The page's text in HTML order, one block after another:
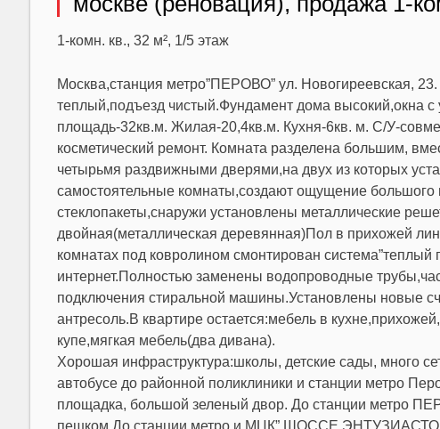
1-комн. кв., 32 м², 1/5 этаж
Москва,станция метро”ПЕРОВО” ул. Новогиреевская,
теплый,подъезд чистый.Фундамент дома высокий,окна
площадь-32кв.м. Жилая-20,4кв.м. Кухня-6кв. м. С/У-
косметический ремонт. Комната разделена большим,
четырьмя раздвижными дверями,на двух из которых
самостоятельные комнаты,создают ощущение большого
стеклопакеты,снаружи установлены металлические
двойная(металлическая деревянная)Пол в прихожей
комнатах под ковролином смонтирован
интернет.Полностью заменены водопроводные
подключения стиральной машины.Установлены новые
антресоль.В квартире остается:мебель в
купе,мягкая мебель(два дивана).
Хорошая инфраструктура:школы, детские сады, много
автобусе до районной поликлиники и станции метро
площадка, большой зеленый двор. До станции метро
пешком,До станции метро и МЦК” ШОССЕ